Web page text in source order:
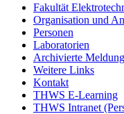
Fakultät
Organisation und
Personen
Laboratorien
Archivierte
Weitere Links
Kontakt
THWS E-Learning
THWS Intranet